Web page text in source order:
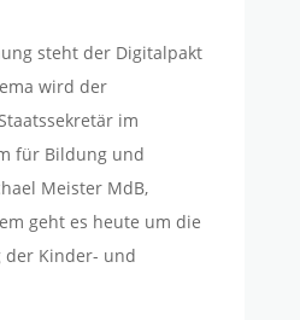
steht der Digitalpakt
wird der
im
für Bildung und
Meister MdB,
geht es heute um die
der Kinder- und